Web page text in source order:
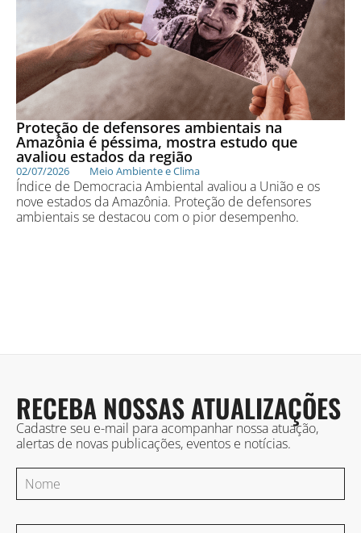
Proteção de defensores ambientais na
Amazônia é péssima, mostra estudo que
avaliou estados da região
02/07/2026 Meio Ambiente e Clima
Índice de Democracia Ambiental avaliou a União e os
nove estados da Amazônia. Proteção de defensores
ambientais se destacou com o pior desempenho.
RECEBA NOSSAS ATUALIZAÇÕES
Cadastre seu e-mail para acompanhar nossa atuação,
alertas de novas publicações, eventos e notícias.